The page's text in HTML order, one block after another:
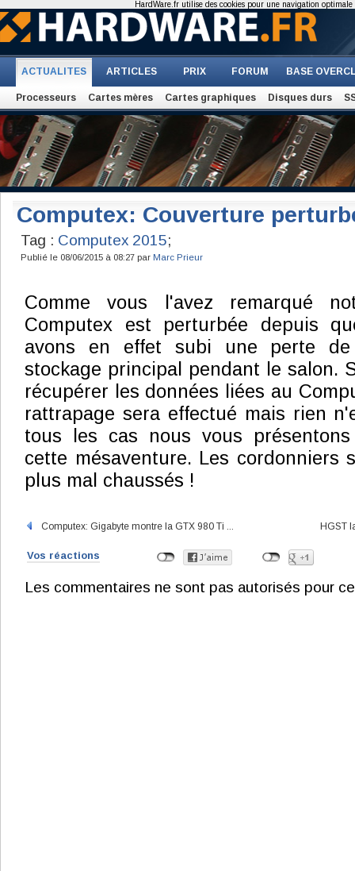
ACTUALITES ARTICLES PRIX FORUM BASE
Processeurs Cartes mères Cartes graphiques Disques durs
Computex: Couverture
Tag : Computex 2015;
Publié le 08/06/2015 à 08:27 par Marc Prieur
Comme vous l'avez remarqué
Computex est perturbée depuis
avons en effet subi une perte
stockage principal pendant le salon.
récupérer les données liées au
rattrapage sera effectué mais rien
tous les cas nous vous
cette mésaventure. Les cordonniers
plus mal chaussés !
Computex: Gigabyte montre la GTX 980 Ti ... HGST
Vos réactions
Les commentaires ne sont pas autorisés pour
HardWare.fr utilise des cookies pour une navigation